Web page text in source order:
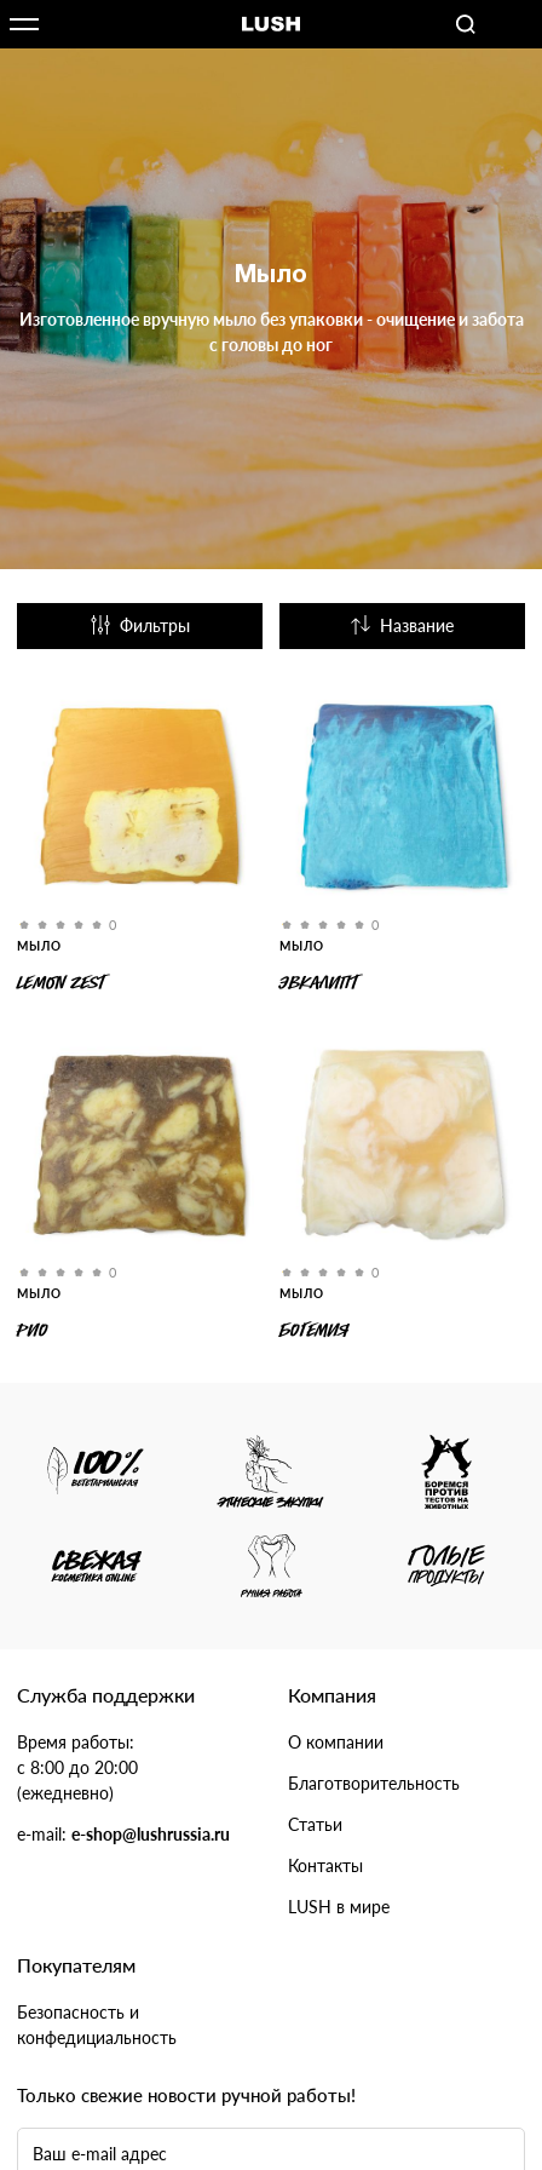
Мыло
Изготовленное вручную мыло без упаковки - очищение и забота
с головы до ног
Фильтры Название
0
МЫЛО
LEMON ZEST
0
МЫЛО
ЭВКАЛИПТ
0
МЫЛО
РИО
0
МЫЛО
БОГЕМИЯ
Служба поддержки
Время работы:
с 8:00 до 20:00
(ежедневно)
e-mail: e-shop@lushrussia.ru
Компания
О компании
Благотворительность
Статьи
Контакты
LUSH в мире
Покупателям
Безопасность и
конфедициальность
Только свежие новости ручной работы!